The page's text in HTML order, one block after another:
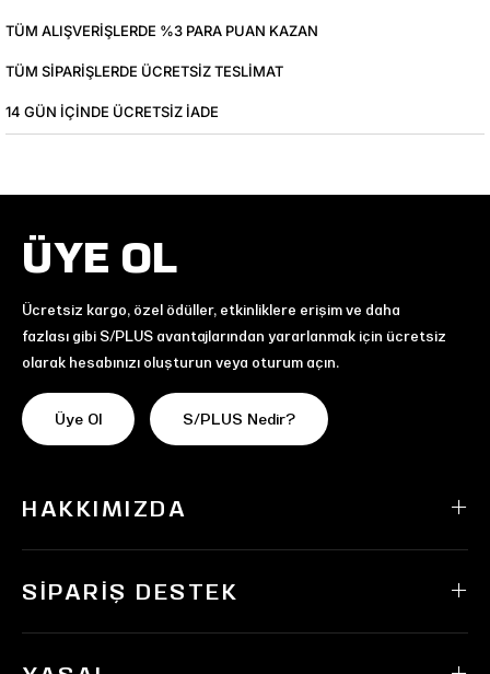
TÜM ALIŞVERIŞLERDE %3 PARA PUAN KAZAN
TÜM SIPARIŞLERDE ÜCRETSIZ TESLIMAT
14 GÜN IÇINDE ÜCRETSIZ IADE
ÜYE OL
Ücretsiz kargo, özel ödüller, etkinliklere erişim ve daha
fazlası gibi S/PLUS avantajlarından yararlanmak için ücretsiz
olarak hesabınızı oluşturun veya oturum açın.
Üye Ol S/PLUS Nedir?
HAKKIMIZDA
SIPARIŞ DESTEK